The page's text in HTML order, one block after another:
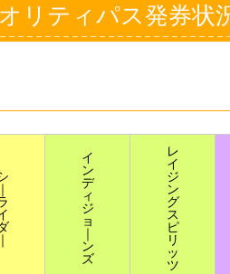
リティパス発券状
｜
｜
イ
ン
デ
ィ
ジ
ョ
｜
ン
ズ
レ
イ
ジ
ン
グ
ス
ピ
リ
ッ
ツ